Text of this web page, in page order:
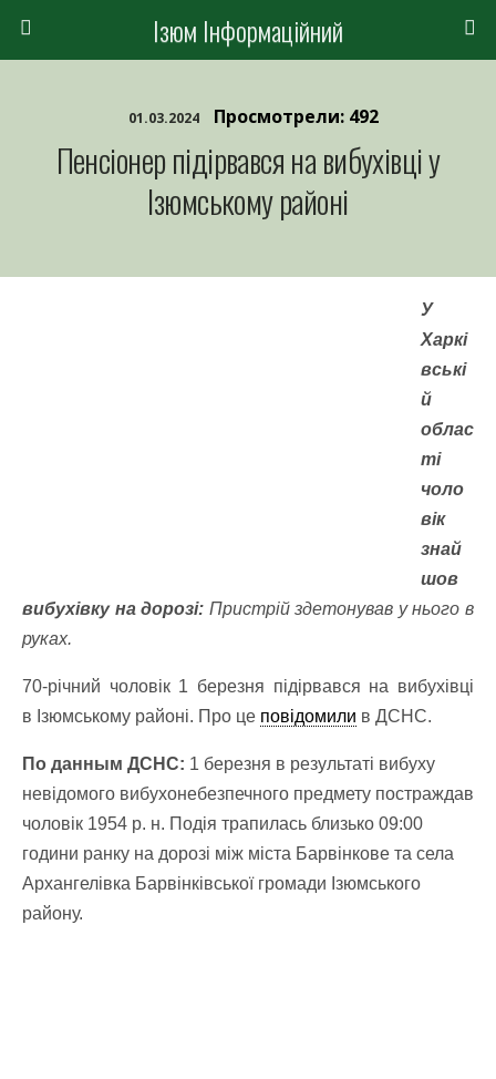
Ізюм Інформаційний
01.03.2024 Просмотрели: 492
Пенсіонер підірвався на вибухівці у
Ізюмському районі
У
Харкі
вські
й
облас
ті
чоло
вік
знай
шов
вибухівку на дорозі: Пристрій здетонував у нього в
руках.
70-річний чоловік 1 березня підірвався на вибухівці
в Ізюмському районі. Про це повідомили в ДСНС.
По данным ДСНС: 1 березня в результаті вибуху
невідомого вибухонебезпечного предмету постраждав
чоловік 1954 р. н. Подія трапилась близько 09:00
години ранку на дорозі між міста Барвінкове та села
Архангелівка Барвінківської громади Ізюмського
району.